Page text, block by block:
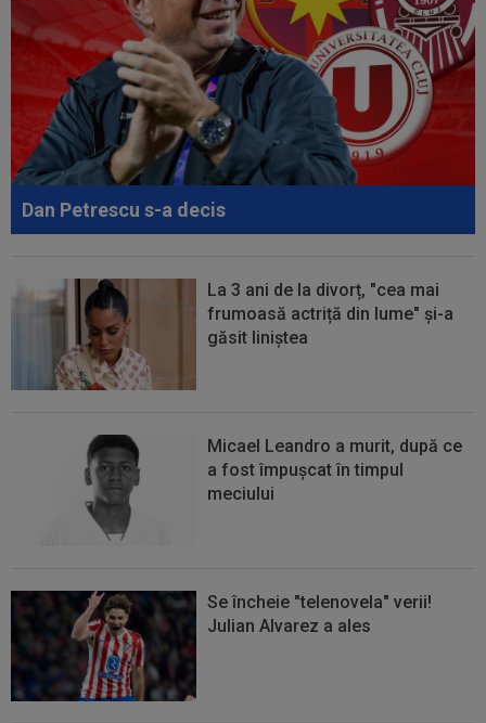
00:34 EXCLUSIV
Dorit iar de Varga la CFR Cluj, Edi
Iordănescu a luat decizia!
00:22 EXCLUSIV
Gică Craioveanu a dat declarația
serii, după KuPS - Craiova: ”Știi cine mă...
00:12
Barcelona, 180 de milioane de euro pentru
Rodri!
Dan Petrescu s-a decis
La 3 ani de la divorț, "cea mai
frumoasă actriță din lume" și-a
găsit liniștea
Micael Leandro a murit, după ce
a fost împușcat în timpul
meciului
Se încheie "telenovela" verii!
Julian Alvarez a ales